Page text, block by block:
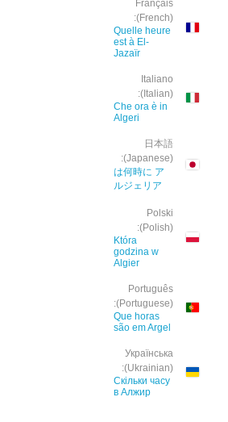
Français
(French):
Quelle heure
est à El-
Jazaïr
Italiano
(Italian):
Che ora è in
Algeri
日本語
(Japanese):
は何時に ア
ルジェリア
Polski
(Polish):
Która
godzina w
Algier
Português
(Portuguese):
Que horas
são em Argel
Українська
(Ukrainian):
Скільки часу
в Алжир